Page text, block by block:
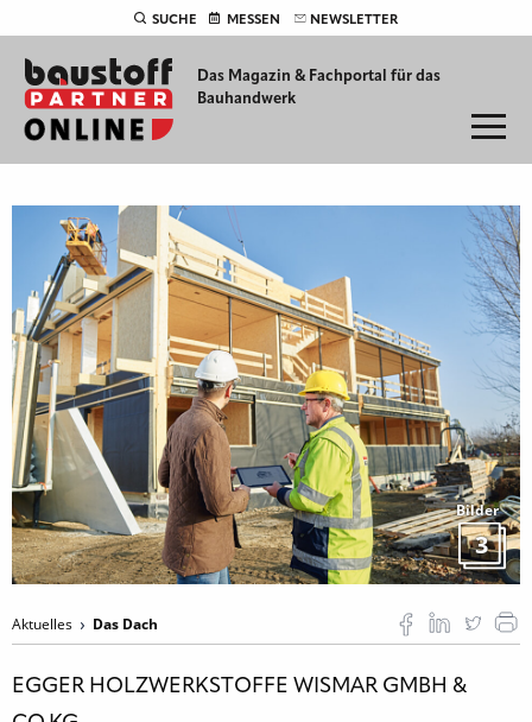
SUCHE MESSEN NEWSLETTER
Das Magazin & Fachportal für das
Bauhandwerk
Bilder
3
Aktuelles Das Dach
EGGER HOLZWERKSTOFFE WISMAR GMBH &